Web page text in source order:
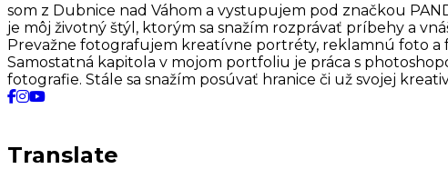
som z Dubnice nad Váhom a vystupujem pod značkou
je môj životný štýl, ktorým sa snažím rozprávať príbehy a
Prevažne fotografujem kreatívne portréty, reklamnú foto a
Samostatná kapitola v mojom portfoliu je práca s
fotografie. Stále sa snažím posúvať hranice či už svojej
Translate